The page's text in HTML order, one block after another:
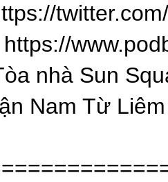
https://
nhà Sun
Nam Từ Liêm